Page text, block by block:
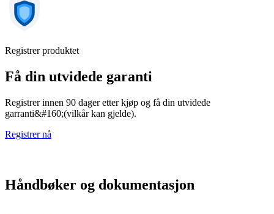
Registrer produktet
Få din utvidede garanti
Registrer innen 90 dager etter kjøp og få din utvidede
garranti&#160;(vilkår kan gjelde).
Registrer nå
Håndbøker og dokumentasjon